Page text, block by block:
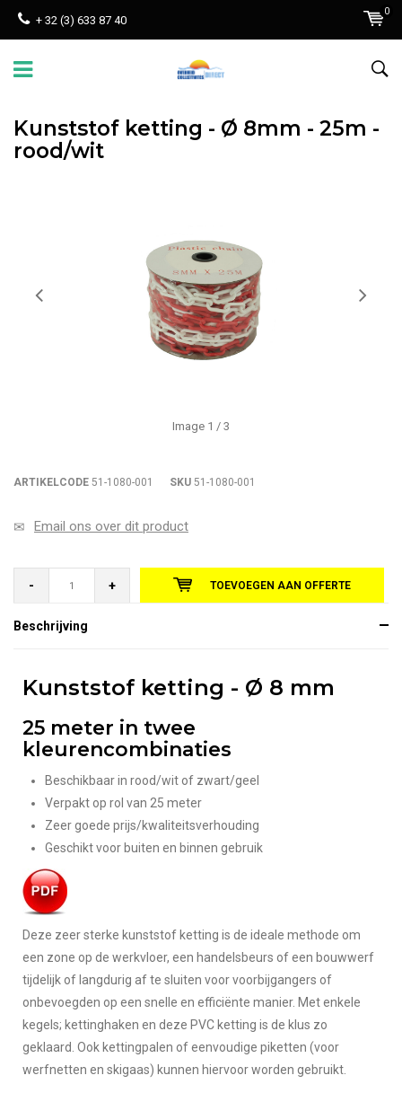
+ 32 (3) 633 87 40
0
Kunststof ketting - Ø 8mm - 25m -
rood/wit
Image 1 / 3
ARTIKELCODE 51-1080-001 SKU 51-1080-001
Email ons over dit product
- + TOEVOEGEN AAN OFFERTE
Beschrijving
Kunststof ketting - Ø 8 mm
25 meter in twee
kleurencombinaties
Beschikbaar in rood/wit of zwart/geel
Verpakt op rol van 25 meter
Zeer goede prijs/kwaliteitsverhouding
Geschikt voor buiten en binnen gebruik
Deze zeer sterke kunststof ketting is de ideale methode om
een zone op de werkvloer, een handelsbeurs of een bouwwerf
tijdelijk of langdurig af te sluiten voor voorbijgangers of
onbevoegden op een snelle en efficiënte manier. Met enkele
kegels; kettinghaken en deze PVC ketting is de klus zo
geklaard. Ook kettingpalen of eenvoudige piketten (voor
werfnetten en skigaas) kunnen hiervoor worden gebruikt.